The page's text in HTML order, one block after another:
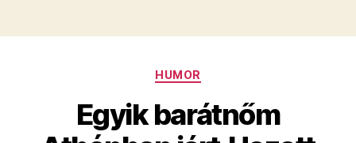
Kategóriák
HUMOR
Egyik barátnőm